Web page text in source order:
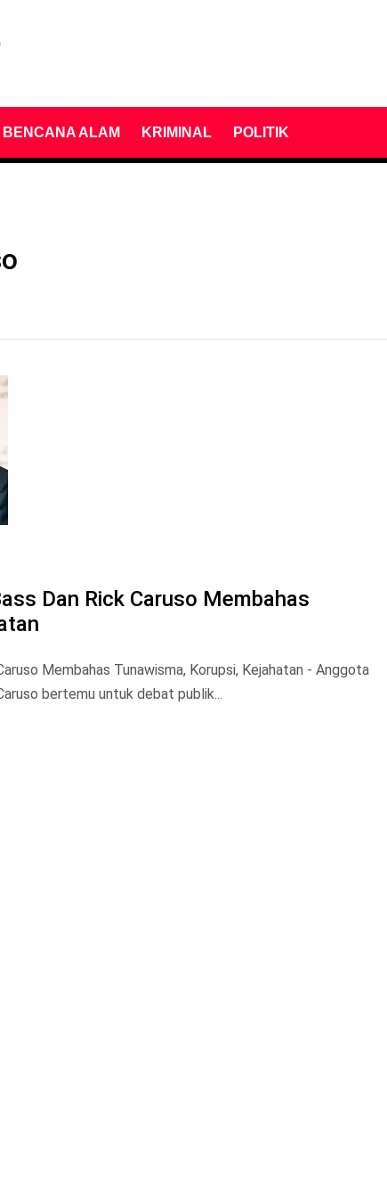
BENCANA ALAM KRIMINAL POLITIK
Dan Rick Caruso Membahas
Membahas Tunawisma, Korupsi, Kejahatan - Anggota
bertemu untuk debat publik...